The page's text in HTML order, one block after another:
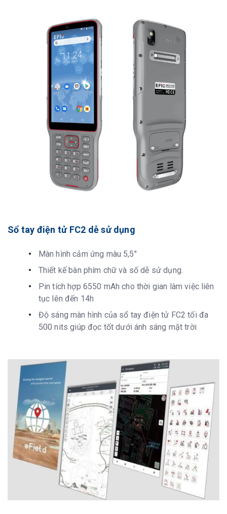
Sổ tay điện tử FC2 dễ sử dụng
Màn hình cảm ứng màu 5,5″
Thiết kế bàn phím chữ và số dễ sử dụng.
Pin tích hợp 6550 mAh cho thời gian làm việc liên
tục lên đến 14h
Độ sáng màn hình của sổ tay điện tử FC2 tối đa
500 nits giúp đọc tốt dưới ánh sáng mặt trời